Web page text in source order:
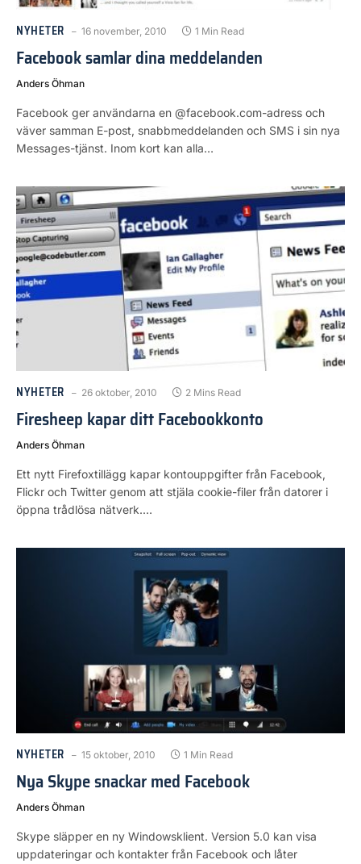
NYHETER 16 november, 2010 1 Min Read
Facebook samlar dina meddelanden
Anders Öhman
Facebook ger användarna en @facebook.com-adress och
väver samman E-post, snabbmeddelanden och SMS i sin nya
Messages-tjänst. Inom kort kan alla…
NYHETER 26 oktober, 2010 2 Mins Read
Firesheep kapar ditt Facebookkonto
Anders Öhman
Ett nytt Firefoxtillägg kapar kontouppgifter från Facebook,
Flickr och Twitter genom att stjäla cookie-filer från datorer i
öppna trådlösa nätverk.…
NYHETER 15 oktober, 2010 1 Min Read
Nya Skype snackar med Facebook
Anders Öhman
Skype släpper en ny Windowsklient. Version 5.0 kan visa
uppdateringar och kontakter från Facebook och låter